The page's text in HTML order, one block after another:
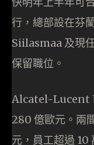
行，總部設在芬
Siilasmaa 及現
保留職位。
Alcatel-Lucent
280 億歐元。兩
元，員工超過 10